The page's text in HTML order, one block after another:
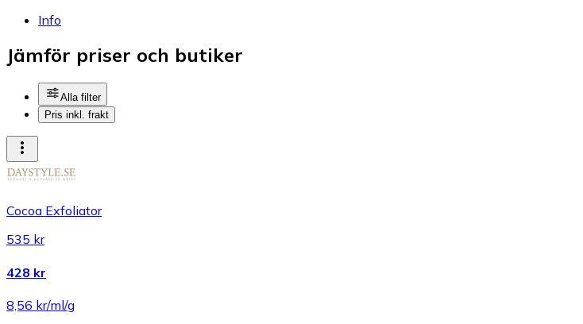
Info
Jämför priser och butiker
Alla filter
Pris inkl. frakt
Cocoa Exfoliator
535 kr
428 kr
8,56 kr/ml/g